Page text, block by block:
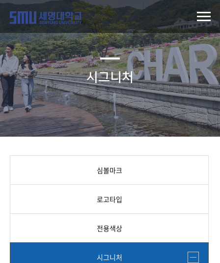
시그니처
심볼마크
로고타입
전용색상
시그니처